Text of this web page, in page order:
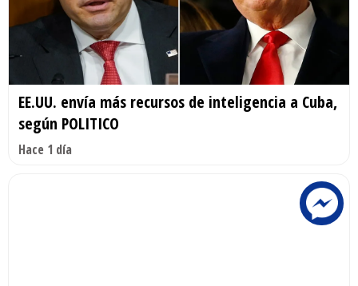
EE.UU. envía más recursos de inteligencia a Cuba,
según POLITICO
Hace 1 día